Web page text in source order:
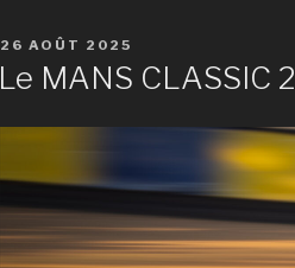
PUBLIÉ
26 AOÛT 2025
Le MANS CLASSIC